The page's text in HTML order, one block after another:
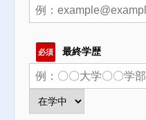
必須 最終学歴